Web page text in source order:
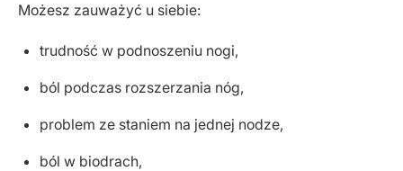
Możesz zauważyć u siebie:
trudność w podnoszeniu nogi,
ból podczas rozszerzania nóg,
problem ze staniem na jednej nodze,
ból w biodrach,